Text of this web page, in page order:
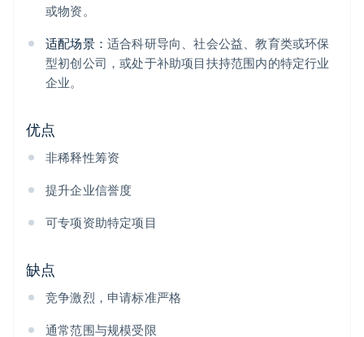
或物资。
适配场景： 适合科研导向、社会公益、教育类或环保
型初创公司，或处于补助项目扶持范围内的特定行业
企业。
优点
非稀释性筹资
提升企业信誉度
可专项资助特定项目
缺点
竞争激烈，申请标准严格
通常范围与规模受限